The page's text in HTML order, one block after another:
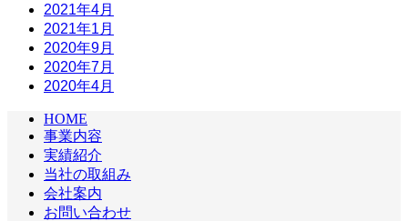
2021年4月
2021年1月
2020年9月
2020年7月
2020年4月
HOME
事業内容
実績紹介
当社の取組み
会社案内
お問い合わせ